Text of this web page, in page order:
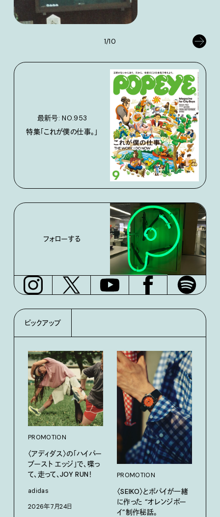
1/10
最新号: NO.953
特集「これが僕の仕事。」
フォローする
ピックアップ
PROMOTION
〈アディダス〉の「ハイパー
ブースト エッジ」で、喋っ
て、走って、JOY RUN！
adidas
2026年7月24日
PROMOTION
〈SEIKO〉とポパイが一緒
に作った “オレンジボー
イ”制作秘話。